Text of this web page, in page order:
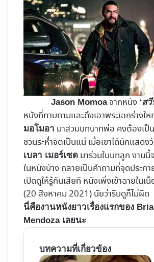
Jason Momoaจากหนัง ‘ส
หนังที่ทาบทามและดึงเอาพระเอกร่างใ
มอโมอา มาสวมบทบาทพ่อ คงต้องเป็
ชวนระห่ำจิตเป็นแน่ เมื่อเขาได้นักแสดง
เบลา เมอร์เซด มาร่วมในบทลูก งานนี้
ในหนังบ้าง กลายเป็นคำถามที่จุดประก
เปิดดูให้รู้กันเสียที หนังเพิ่งเข้าฉายใน
(20 สิงหาคม 2021) นัยว่ารีบดูก็ไม่ผิด
นี่คืองานหนังยาวเรื่องแรกของ
Mendoza เลยนะ
บทความที่เกี่ยวข้อง